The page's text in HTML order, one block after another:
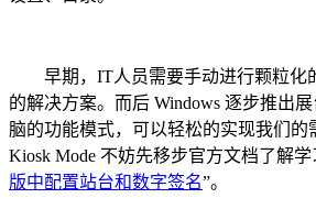
早期，IT人员需要手动进行颗粒化
的解决方案。而后 Windows 逐步推出
脑的功能模式，可以轻松的实现我们的
Kiosk Mode 不妨先移步官方文档了解学
版中配置站台和数字签名”。